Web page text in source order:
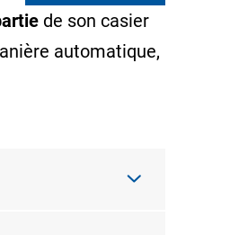
de son casier
automatique,